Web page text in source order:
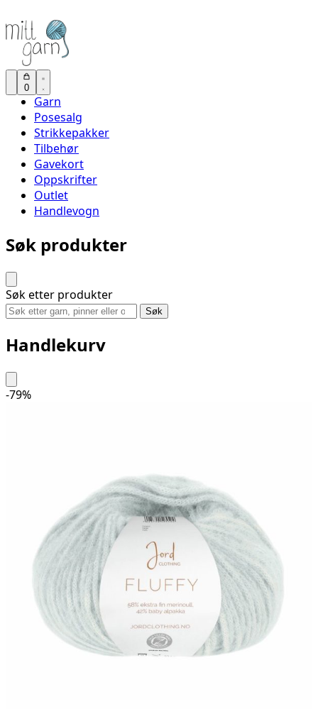
0
Garn
Posesalg
Strikkepakker
Tilbehør
Gavekort
Oppskrifter
Outlet
Handlevogn
Søk produkter
Søk etter produkter
Søk
Handlekurv
-79%